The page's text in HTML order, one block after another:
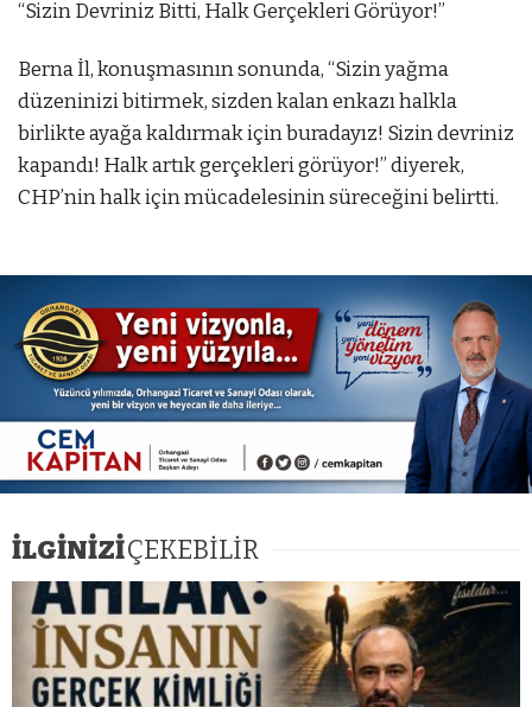
“Sizin Devriniz Bitti, Halk Gerçekleri Görüyor!”
Berna İl, konuşmasının sonunda, “Sizin yağma
düzeninizi bitirmek, sizden kalan enkazı halkla
birlikte ayağa kaldırmak için buradayız! Sizin devriniz
kapandı! Halk artık gerçekleri görüyor!” diyerek,
CHP’nin halk için mücadelesinin süreceğini belirtti.
İLGİNİZİÇEKEBİLİR